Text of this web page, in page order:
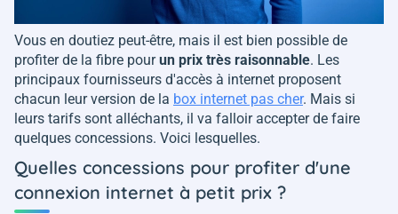
Vous en doutiez peut-être, mais il est bien possible de
profiter de la fibre pourun prix très raisonnable. Les
principaux fournisseurs d'accès à internet proposent
chacun leur version de la box internet pas cher. Mais si
leurs tarifs sont alléchants, il va falloir accepter de faire
quelques concessions. Voici lesquelles.
Quelles concessions pour profiter d'une
connexion internet à petit prix ?